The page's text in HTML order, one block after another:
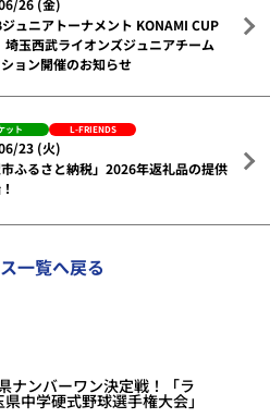
ジュニアトーナメント KONAMI CUP
埼玉西武ライオンズジュニアチーム
ョン開催のお知らせ
ット L-FRIENDS
23 (火)
市ふるさと納税」2026年返礼品の提供
一覧へ戻る
ナンバーワン決定戦！「ラ
中学硬式野球選手権大会」